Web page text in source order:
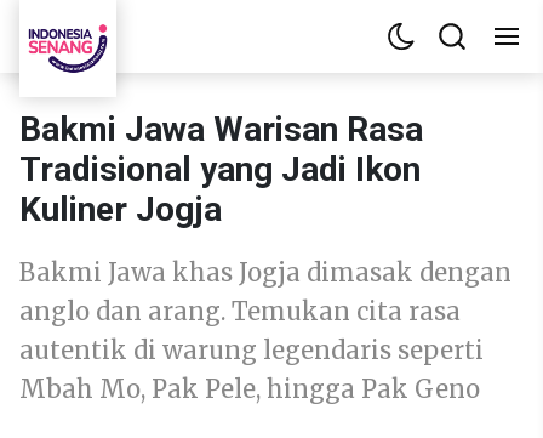
Bakmi Jawa Warisan Rasa
Tradisional yang Jadi Ikon
Kuliner Jogja
Bakmi Jawa khas Jogja dimasak dengan
anglo dan arang. Temukan cita rasa
autentik di warung legendaris seperti
Mbah Mo, Pak Pele, hingga Pak Geno